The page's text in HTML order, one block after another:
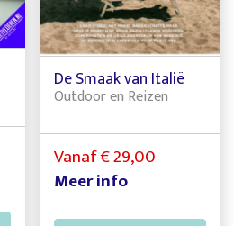
De Smaak van Italië
Outdoor en Reizen
Vanaf € 29,00
Meer info